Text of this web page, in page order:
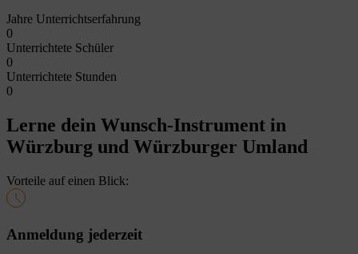
Jahre Unterrichtserfahrung
0
Unterrichtete Schüler
0
Unterrichtete Stunden
0
Lerne dein Wunsch-Instrument in
Würzburg und Würzburger Umland
Vorteile auf einen Blick:
Anmeldung jederzeit